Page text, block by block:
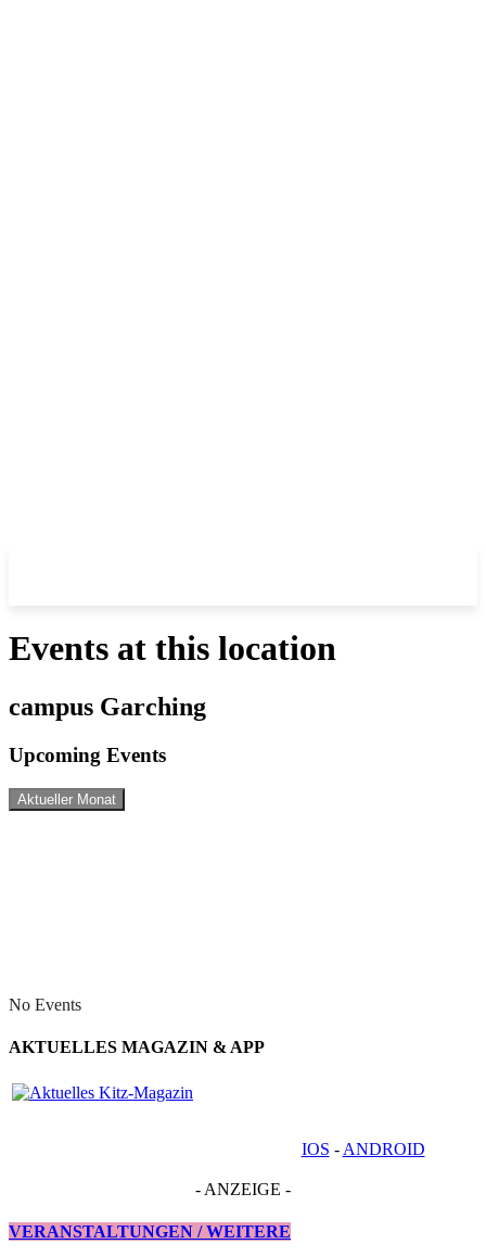
Events at this location
campus Garching
Upcoming Events
Aktueller Monat
No Events
AKTUELLES MAGAZIN & APP
IOS - ANDROID
- ANZEIGE -
VERANSTALTUNGEN / WEITERE